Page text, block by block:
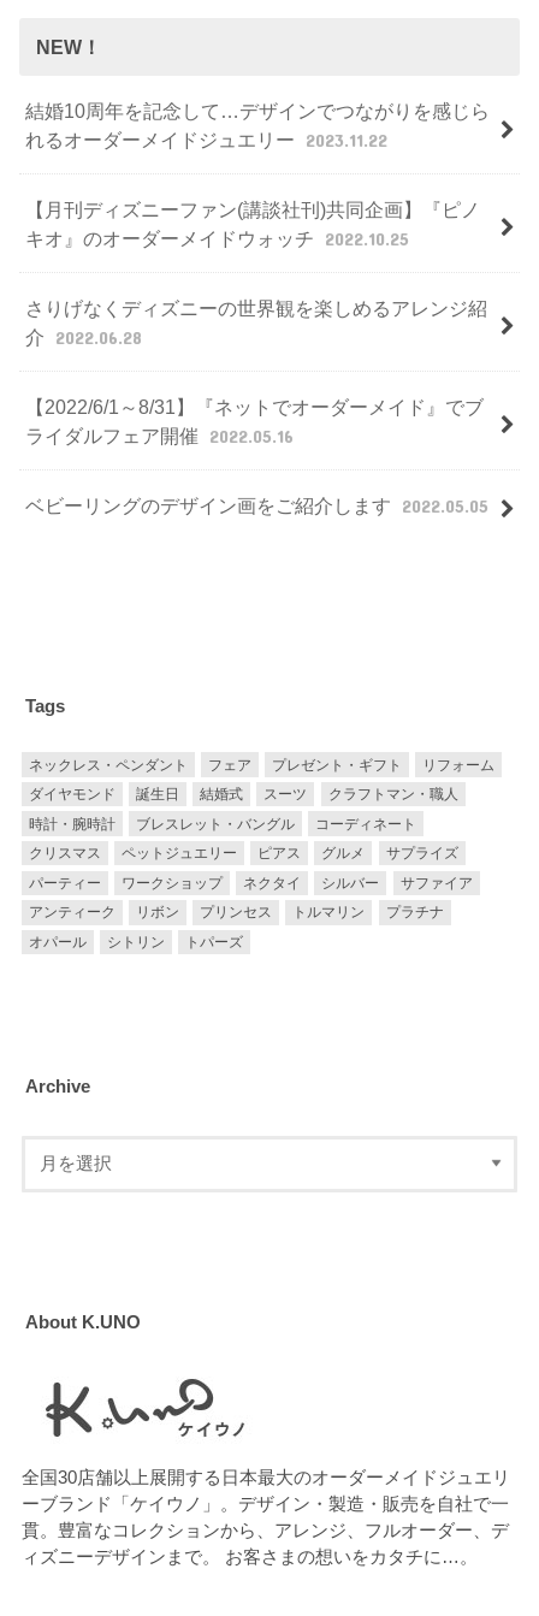
NEW！
結婚10周年を記念して…デザインでつながりを感じら
れるオーダーメイドジュエリー
2023.11.22
【月刊ディズニーファン(講談社刊)共同企画】『ピノ
キオ』のオーダーメイドウォッチ
2022.10.25
さりげなくディズニーの世界観を楽しめるアレンジ紹
介
2022.06.28
【2022/6/1～8/31】『ネットでオーダーメイド』でブ
ライダルフェア開催
2022.05.16
ベビーリングのデザイン画をご紹介します 2022.05.05
Tags
ネックレス・ペンダント フェア プレゼント・ギフト
リフォーム
ダイヤモンド
誕生日 結婚式 スーツ
クラフトマン・職人
時計・腕時計
ブレスレット・バングル
コーディネート
クリスマス
ペットジュエリー ピアス グルメ
サプライズ
パーティー
ワークショップ ネクタイ シルバー
サファイア
アンティーク
リボン プリンセス トルマリン
プラチナ
オパール
シトリン トパーズ
Archive
About K.UNO
全国30店舗以上展開する日本最大のオーダーメイドジュエリ
ーブランド「ケイウノ」。デザイン・製造・販売を自社で一
貫。豊富なコレクションから、アレンジ、フルオーダー、デ
ィズニーデザインまで。 お客さまの想いをカタチに…。